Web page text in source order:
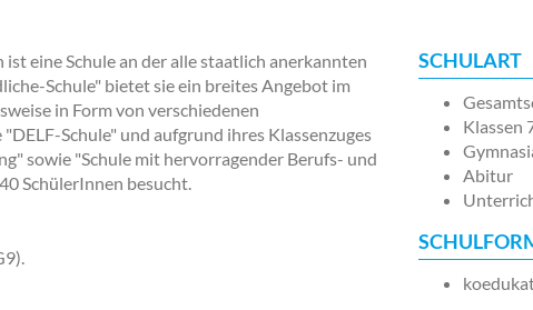
eine Schule an der alle staatlich anerkannten
Schule" bietet sie ein breites Angebot im
in Form von verschiedenen
Schule" und aufgrund ihres Klassenzuges
sowie "Schule mit hervorragender Berufs- und
SchülerInnen besucht.
SCHULART
Klassen
Abitur